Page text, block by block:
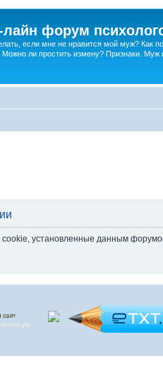
форум
если мне не нравится мой муж? Как
Можно ли простить измену? Признаки. Муж
cookie, установленные данным